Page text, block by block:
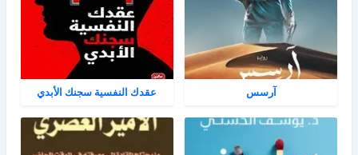
آرسس عقدك النفسية سجنك الأبدي